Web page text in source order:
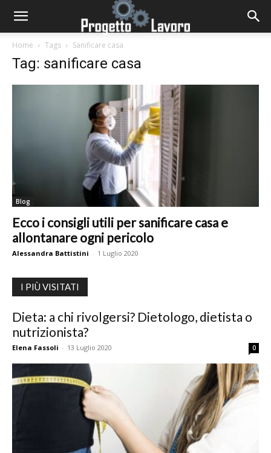
Home Tags Sanificare casa
Tag: sanificare casa
Blog
Ecco i consigli utili per sanificare casa e
allontanare ogni pericolo
Alessandra Battistini - 1 Luglio 2020
I PIÙ VISITATI
Dieta: a chi rivolgersi? Dietologo, dietista o
nutrizionista?
Elena Fassoli - 13 Luglio 2020 0